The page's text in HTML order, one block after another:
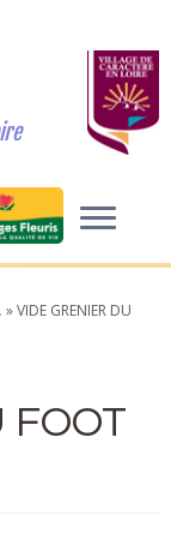
»VIDE GRENIER DU
FOOT